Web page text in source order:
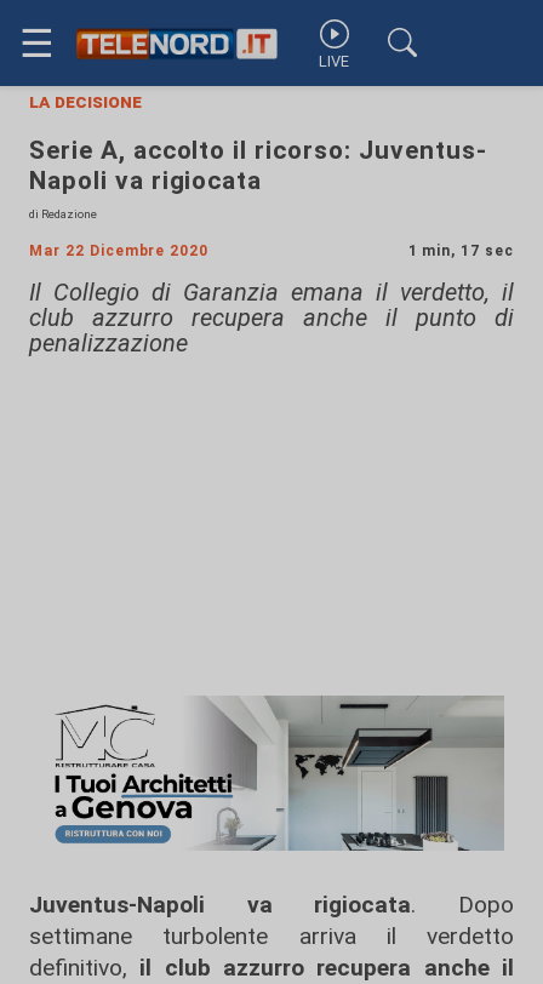
☰ LIVE
la decisione
Serie A, accolto il ricorso: Juventus-
Napoli va rigiocata
di Redazione
Mar 22 Dicembre 2020 1 min, 17 sec
Il Collegio di Garanzia emana il verdetto, il
club azzurro recupera anche il punto di
penalizzazione
Juventus-Napoli va rigiocata. Dopo
settimane turbolente arriva il verdetto
definitivo, il club azzurro recupera anche il